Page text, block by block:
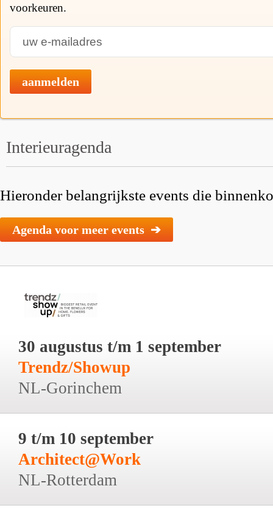
voorkeuren.
aanmelden
Interieuragenda
Hieronder belangrijkste events die
Agenda voor meer events ➔
30 augustus t/m 1 september
Trendz/Showup
NL-Gorinchem
9 t/m 10 september
Architect@Work
NL-Rotterdam